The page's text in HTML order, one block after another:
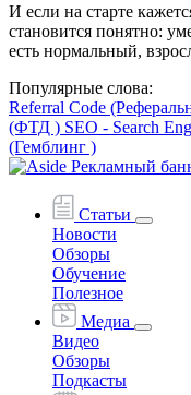
И если на старте
становится понятно:
есть нормальный,
Популярные слова:
Referral Code
(ФТД ) SEO - Search
(Гемблинг )
Статьи
Новости
Обзоры
Обучение
Полезное
Медиа
Видео
Обзоры
Подкасты